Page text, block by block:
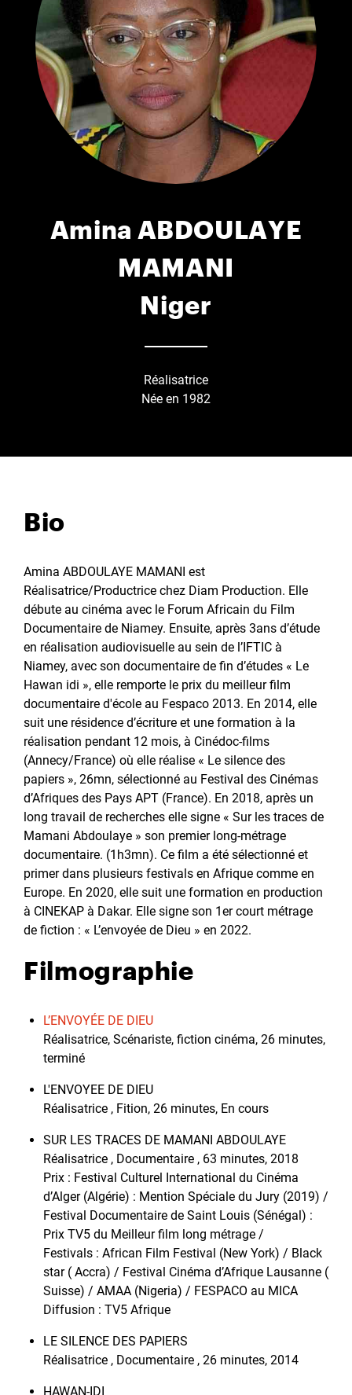
Amina ABDOULAYE
MAMANI
Niger
Réalisatrice
Née en 1982
Bio
Amina ABDOULAYE MAMANI est
Réalisatrice/Productrice chez Diam Production. Elle
débute au cinéma avec le Forum Africain du Film
Documentaire de Niamey. Ensuite, après 3ans d’étude
en réalisation audiovisuelle au sein de l’IFTIC à
Niamey, avec son documentaire de fin d’études « Le
Hawan idi », elle remporte le prix du meilleur film
documentaire d'école au Fespaco 2013. En 2014, elle
suit une résidence d’écriture et une formation à la
réalisation pendant 12 mois, à Cinédoc-films
(Annecy/France) où elle réalise « Le silence des
papiers », 26mn, sélectionné au Festival des Cinémas
d’Afriques des Pays APT (France). En 2018, après un
long travail de recherches elle signe « Sur les traces de
Mamani Abdoulaye » son premier long-métrage
documentaire. (1h3mn). Ce film a été sélectionné et
primer dans plusieurs festivals en Afrique comme en
Europe. En 2020, elle suit une formation en production
à CINEKAP à Dakar. Elle signe son 1er court métrage
de fiction : « L’envoyée de Dieu » en 2022.
Filmographie
L’ENVOYÉE DE DIEU
Réalisatrice, Scénariste, fiction cinéma, 26 minutes,
terminé
L'ENVOYEE DE DIEU
Réalisatrice , Fition, 26 minutes, En cours
SUR LES TRACES DE MAMANI ABDOULAYE
Réalisatrice , Documentaire , 63 minutes, 2018
Prix : Festival Culturel International du Cinéma
d’Alger (Algérie) : Mention Spéciale du Jury (2019) /
Festival Documentaire de Saint Louis (Sénégal) :
Prix TV5 du Meilleur film long métrage /
Festivals : African Film Festival (New York) / Black
star ( Accra) / Festival Cinéma d’Afrique Lausanne (
Suisse) / AMAA (Nigeria) / FESPACO au MICA
Diffusion : TV5 Afrique
LE SILENCE DES PAPIERS
Réalisatrice , Documentaire , 26 minutes, 2014
HAWAN-IDI